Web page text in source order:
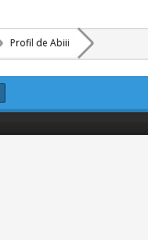
Profil de Abiii